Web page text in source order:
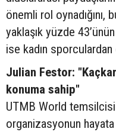
önemli rol oynadığını,
yaklaşık yüzde
ise kadın
Julian Festor:
konuma sahip"
UTMB World
organizasyonun